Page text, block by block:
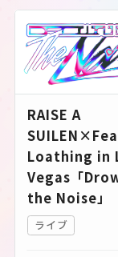
RAISE A
Loathing in
Vegas「
the Noise」
ライブ